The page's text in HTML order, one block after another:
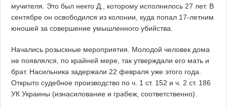
мучителя. Это был некто Д., которому исполнилось 27 лет. В
сентябре он освободился из колонии, куда попал 17-летним
юношей за совершение умышленного убийства.
Начались розыскные мероприятия. Молодой человек дома
не появлялся, по крайней мере, так утверждали его мать и
брат. Насильника задержали 22 февраля уже этого года.
Открыто судебное производство по ч. 1 ст. 152 и ч. 2 ст. 186
УК Украины (изнасилование и грабеж, соответственно).